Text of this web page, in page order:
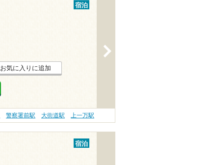
宿泊
お気に入りに追加
警察署前駅 大街道駅 上一万駅
宿泊